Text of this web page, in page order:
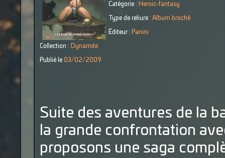
Catégorie : Heroic-fantasy
Type de reliure : Album broché
Éditeur : Panini
Collection : Dynamite
Publié le 03/02/2009
Suite des aventures de la
la grande confrontation
proposons une saga